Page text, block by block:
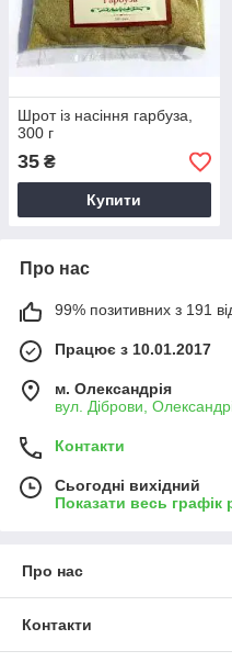
Шрот із насіння гарбуза,
300 г
35 ₴
Купити
Про нас
99% позитивних з 191
Працює з 10.01.2017
м. Олександрія
вул. Діброви,
Контакти
Сьогодні вихідний
Показати весь графік
Про нас
Контакти